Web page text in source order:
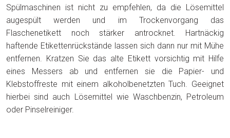
Spülmaschinen ist nicht zu empfehlen, da die Lösemittel
augespült werden und im Trockenvorgang das
Flaschenetikett noch stärker antrocknet. Hartnäckig
haftende Etikettenrückstände lassen sich dann nur mit Mühe
entfernen. Kratzen Sie das alte Etikett vorsichtig mit Hilfe
eines Messers ab und entfernen sie die Papier- und
Klebstoffreste mit einem alkoholbenetzten Tuch. Geeignet
hierbei sind auch Lösemittel wie Waschbenzin, Petroleum
oder Pinselreiniger.